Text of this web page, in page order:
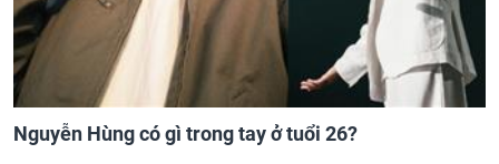
Nguyễn Hùng có gì trong tay ở tuổi 26?